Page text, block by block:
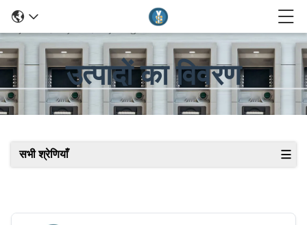
उत्पादों का विवरण
सभी श्रेणियाँ